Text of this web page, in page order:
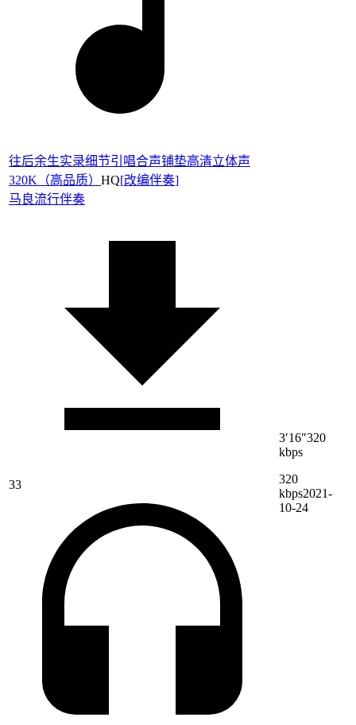
往后余生实录细节引唱合声铺垫高清立体声
320K（高品质） HQ[改编伴奏]
马良流行伴奏
33
3′16″320
kbps
320
kbps2021-
10-24